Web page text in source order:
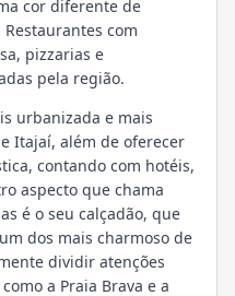
cor diferente de
com
pizzarias e
pela região.
urbanizada e mais
Itajaí, além de oferecer
contando com hotéis,
aspecto que chama
é o seu calçadão, que
dos mais charmoso de
dividir atenções
a Praia Brava e a